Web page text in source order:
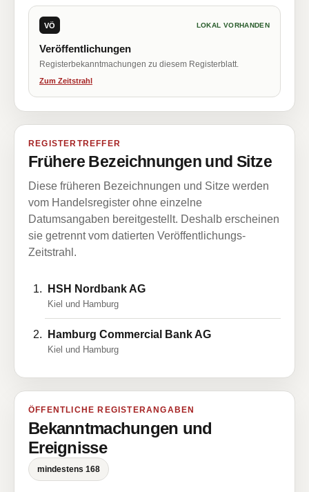
VÖ LOKAL VORHANDEN
Veröffentlichungen
Registerbekanntmachungen zu diesem Registerblatt.
Zum Zeitstrahl
REGISTERTREFFER
Frühere Bezeichnungen und Sitze
Diese früheren Bezeichnungen und Sitze werden
vom Handelsregister ohne einzelne
Datumsangaben bereitgestellt. Deshalb erscheinen
sie getrennt vom datierten Veröffentlichungs-
Zeitstrahl.
HSH Nordbank AG
Kiel und Hamburg
Hamburg Commercial Bank AG
Kiel und Hamburg
ÖFFENTLICHE REGISTERANGABEN
Bekanntmachungen und
Ereignisse
mindestens 168